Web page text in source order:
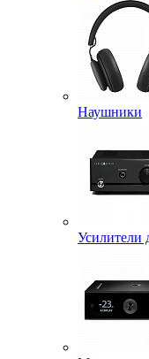
Наушники
Усилители